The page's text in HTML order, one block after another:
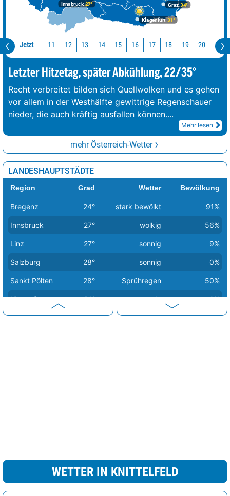
Graz34°
Innsbruck27°
Klagenfurt 31°
Jetzt 11 12 13 14 15 16 17 18 19 20 21
Letzter Hitzetag, später Abkühlung, 22/35°
Recht verbreitet bilden sich Quellwolken und es gehen
vor allem in der Westhälfte gewittrige Regenschauer
nieder, die auch kräftig ausfallen können....
Mehr lesen
mehr Österreich-Wetter
LANDESHAUPTSTÄDTE
Region Grad Wetter Bewölkung
Bregenz 24° stark bewölkt 91%
Innsbruck 27° wolkig 56%
Linz 27° sonnig 9%
Salzburg 28° sonnig 0%
Sankt Pölten 28° Sprühregen 50%
Klagenfurt 31° sonnig 0%
Wien 32° sonnig 5%
WETTER IN KNITTELFELD